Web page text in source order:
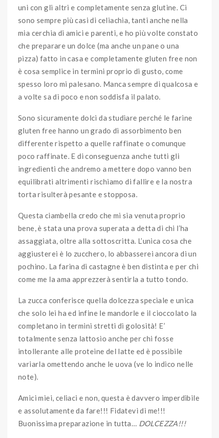
uni con gli altri e completamente senza glutine. Ci
sono sempre più casi di celiachia, tanti anche nella
mia cerchia di amici e parenti, e ho più volte constato
che preparare un dolce (ma anche un pane o una
pizza) fatto in casa e completamente gluten free non
è cosa semplice in termini proprio di gusto, come
spesso loro mi palesano. Manca sempre di qualcosa e
a volte sa di poco e non soddisfa il palato.
Sono sicuramente dolci da studiare perché le farine
gluten free hanno un grado di assorbimento ben
differente rispetto a quelle raffinate o comunque
poco raffinate. E di conseguenza anche tutti gli
ingredienti che andremo a mettere dopo vanno ben
equilibrati altrimenti rischiamo di fallire e la nostra
torta risulterà pesante e stopposa.
Questa ciambella credo che mi sia venuta proprio
bene, è stata una prova superata a detta di chi l’ha
assaggiata, oltre alla sottoscritta. L’unica cosa che
aggiusterei è lo zucchero, lo abbasserei ancora di un
pochino. La farina di castagne è ben distinta e per chi
come me la ama apprezzerà sentirla a tutto tondo.
La zucca conferisce quella dolcezza speciale e unica
che solo lei ha ed infine le mandorle e il cioccolato la
completano in termini stretti di golosità! E’
totalmente senza lattosio anche per chi fosse
intollerante alle proteine del latte ed è possibile
variarla omettendo anche le uova (ve lo indico nelle
note).
Amici miei, celiaci e non, questa è davvero imperdibile
e assolutamente da fare!!! Fidatevi di me!!!
Buonissima preparazione in tutta… DOLCEZZA!!!